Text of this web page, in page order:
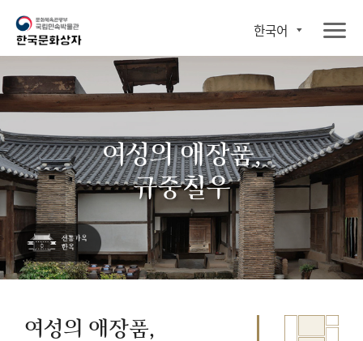
한국어
여성의 애장품,
규중칠우
여성의 애장품,